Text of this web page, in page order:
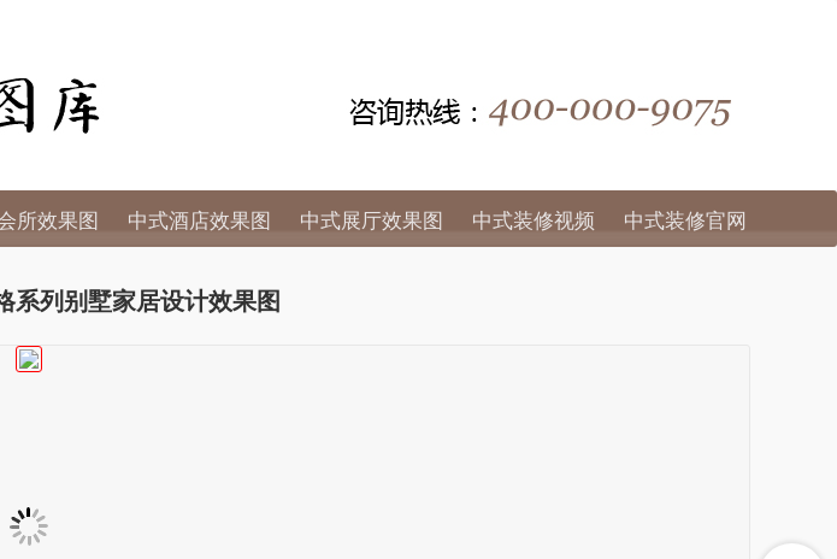
所效果图 中式酒店效果图 中式展厅效果图 中式装修视频 中式装修官网
系列别墅家居设计效果图